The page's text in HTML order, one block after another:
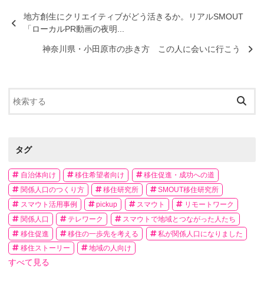
地方創生にクリエイティブがどう活きるか。リアルSMOUT
「ローカルPR動画の夜明...
神奈川県・小田原市の歩き方 この人に会いに行こう
タグ
自治体向け 移住希望者向け
移住促進・成功への道
関係人口のつくり方
移住研究所
SMOUT移住研究所
スマウト活用事例
pickup スマウト
リモートワーク
関係人口
テレワーク
スマウトで地域とつながった人たち
移住促進
移住の一歩先を考える
私が関係人口になりました
移住ストーリー
地域の人向け
すべて見る